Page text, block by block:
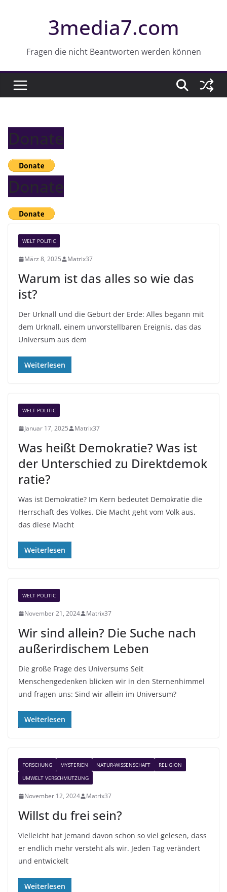
3media7.com
Fragen die nicht Beantworten werden können
Donate
Donate
WELT POLITIC
März 8, 2025 Matrix37
Warum ist das alles so wie das
ist?
Der Urknall und die Geburt der Erde: Alles begann mit
dem Urknall, einem unvorstellbaren Ereignis, das das
Universum aus dem
Weiterlesen
WELT POLITIC
Januar 17, 2025 Matrix37
Was heißt Demokratie? Was ist
der Unterschied zu Direktdemok
ratie?
Was ist Demokratie? Im Kern bedeutet Demokratie die
Herrschaft des Volkes. Die Macht geht vom Volk aus,
das diese Macht
Weiterlesen
WELT POLITIC
November 21, 2024 Matrix37
Wir sind allein? Die Suche nach
außerirdischem Leben
Die große Frage des Universums Seit
Menschengedenken blicken wir in den Sternenhimmel
und fragen uns: Sind wir allein im Universum?
Weiterlesen
FORSCHUNG MYSTERIEN NATUR-WISSENSCHAFT
RELIGION
UMWELT VERSCHMUTZUNG
November 12, 2024 Matrix37
Willst du frei sein?
Vielleicht hat jemand davon schon so viel gelesen, dass
er endlich mehr versteht als wir. Jeden Tag verändert
und entwickelt
Weiterlesen